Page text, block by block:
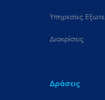
Υπηρεσίες
Διακρίσεις
Δράσεις